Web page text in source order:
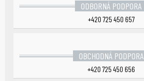
ODBORNÁ PODPORA
+420 725 450 657
OBCHODNÁ PODPORA
+420 725 450 656